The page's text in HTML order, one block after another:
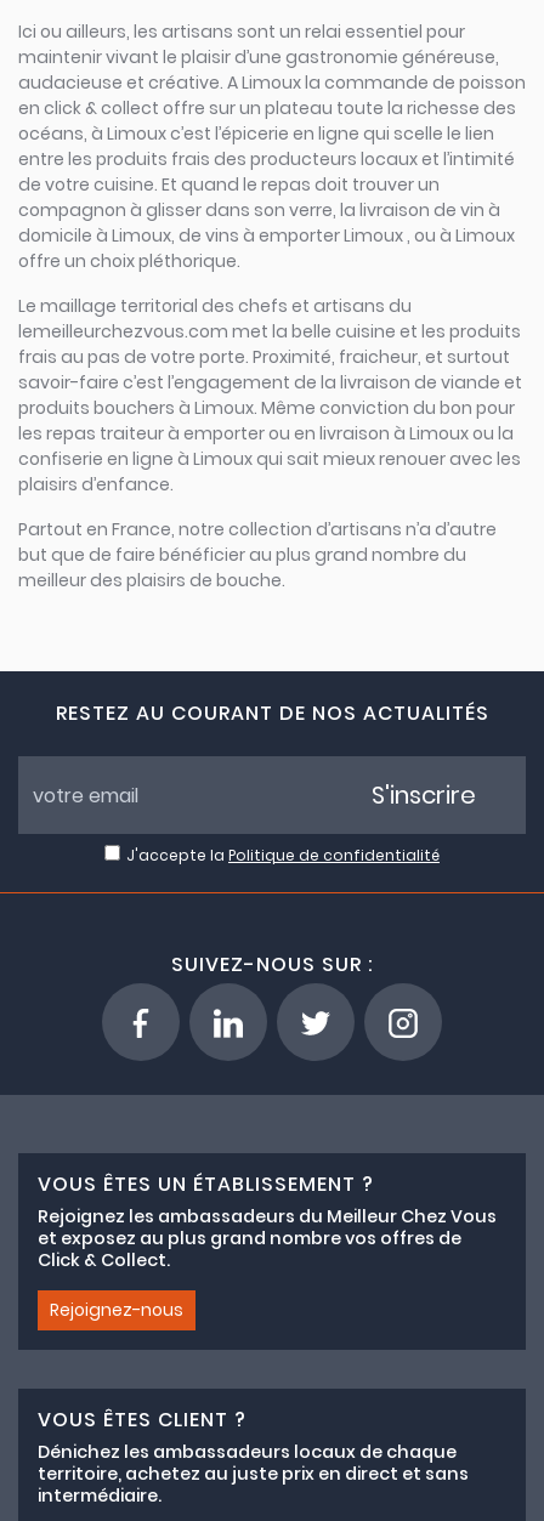
Ici ou ailleurs, les artisans sont un relai essentiel pour
maintenir vivant le plaisir d’une gastronomie généreuse,
audacieuse et créative. A Limoux la commande de poisson
en click & collect offre sur un plateau toute la richesse des
océans, à Limoux c’est l’épicerie en ligne qui scelle le lien
entre les produits frais des producteurs locaux et l’intimité
de votre cuisine. Et quand le repas doit trouver un
compagnon à glisser dans son verre, la livraison de vin à
domicile à Limoux, de vins à emporter Limoux , ou à Limoux
offre un choix pléthorique.
Le maillage territorial des chefs et artisans du
lemeilleurchezvous.com met la belle cuisine et les produits
frais au pas de votre porte. Proximité, fraicheur, et surtout
savoir-faire c’est l’engagement de la livraison de viande et
produits bouchers à Limoux. Même conviction du bon pour
les repas traiteur à emporter ou en livraison à Limoux ou la
confiserie en ligne à Limoux qui sait mieux renouer avec les
plaisirs d’enfance.
Partout en France, notre collection d’artisans n’a d’autre
but que de faire bénéficier au plus grand nombre du
meilleur des plaisirs de bouche.
RESTEZ AU COURANT DE NOS ACTUALITÉS
J'accepte la Politique de confidentialité
S'inscrire
SUIVEZ-NOUS SUR :
VOUS ÊTES UN ÉTABLISSEMENT ?
Rejoignez les ambassadeurs du Meilleur Chez Vous
et exposez au plus grand nombre vos offres de
Click & Collect.
Rejoignez-nous
VOUS ÊTES CLIENT ?
Dénichez les ambassadeurs locaux de chaque
territoire, achetez au juste prix en direct et sans
intermédiaire.